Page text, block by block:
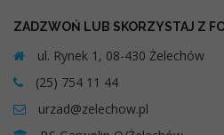
ZADZWOŃ LUB SKORZYSTAJ Z
ul. Rynek 1, 08-430 Żelechów
(25) 754 11 44
urzad@zelechow.pl